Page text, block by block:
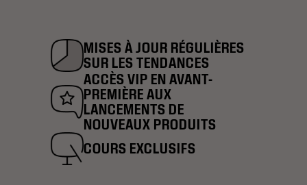
MISES À JOUR RÉGULIÈRES
SUR LES TENDANCES
ACCÈS VIP EN AVANT-
PREMIÈRE AUX
LANCEMENTS DE
NOUVEAUX PRODUITS
COURS EXCLUSIFS